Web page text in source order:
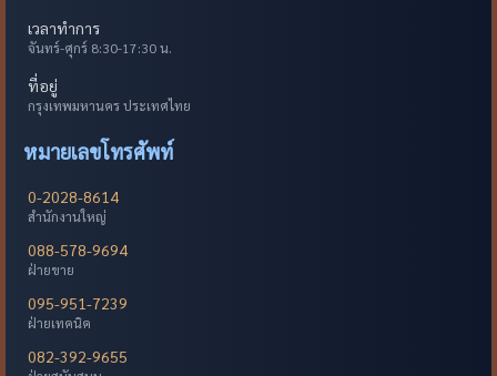
เวลาทำการ
จันทร์-ศุกร์ 8:30-17:30 น.
ที่อยู่
กรุงเทพมหานคร ประเทศไทย
หมายเลขโทรศัพท์
0-2028-8614
สำนักงานใหญ่
088-578-9694
ฝ่ายขาย
095-951-7239
ฝ่ายเทคนิค
082-392-9655